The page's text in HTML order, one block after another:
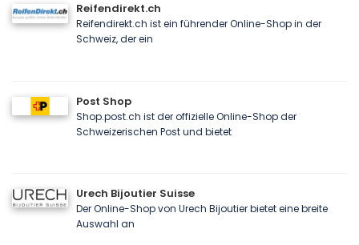
Reifendirekt.ch
Reifendirekt.ch ist ein führender Online-Shop in der
Schweiz, der ein
Post Shop
Shop.post.ch ist der offizielle Online-Shop der
Schweizerischen Post und bietet
Urech Bijoutier Suisse
Der Online-Shop von Urech Bijoutier bietet eine breite
Auswahl an